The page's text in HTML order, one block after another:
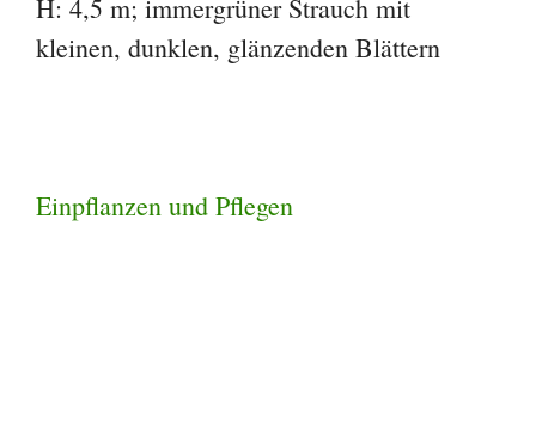
H: 4,5 m; immergrüner Strauch mit
kleinen, dunklen, glänzenden Blättern
Einpflanzen und Pflegen